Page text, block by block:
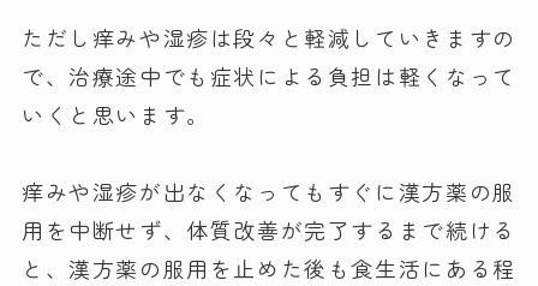
ただし痒みや湿疹は段々と軽減していきますの
で、治療途中でも症状による負担は軽くなって
いくと思います。
痒みや湿疹が出なくなってもすぐに漢方薬の服
用を中断せず、体質改善が完了するまで続ける
と、漢方薬の服用を止めた後も食生活にある程